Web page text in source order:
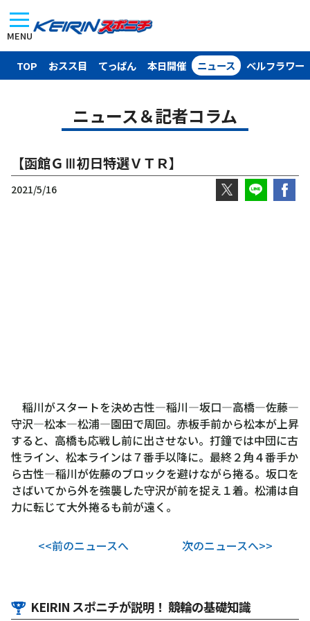
MENU
TOP おスス目 てっぱん 本日開催 ニュース ベルフラワー
ニュース＆記者コラム
【函館ＧⅢ初日特選ＶＴＲ】
2021/5/16
稲川がスタートを決め古性―稲川―坂口―高橋―佐藤―
守沢―松本―松浦―園田で周回。赤板手前から松本が上昇
すると、高橋も応戦し前に出させない。打鐘では中団に古
性ライン、松本ラインは７番手以降に。最終２角４番手か
ら古性―稲川が佐藤のブロックを避けながら捲る。坂口を
さばいてから外を強襲した守沢が前を捉え１着。松浦は自
力に転じて大外捲るも前が遠く。
<<前のニュースへ 次のニュースへ>>
KEIRIN スポニチが説明！ 競輪の基礎知識